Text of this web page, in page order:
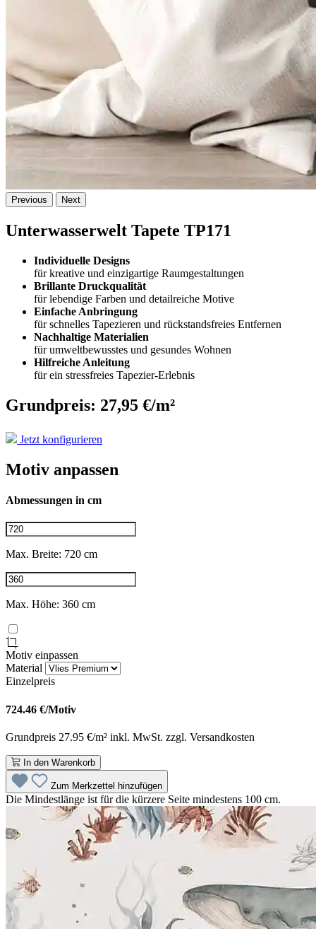
Previous Next
Unterwasserwelt Tapete TP171
Individuelle Designs
für kreative und einzigartige Raumgestaltungen
Brillante Druckqualität
für lebendige Farben und detailreiche Motive
Einfache Anbringung
für schnelles Tapezieren und rückstandsfreies Entfernen
Nachhaltige Materialien
für umweltbewusstes und gesundes Wohnen
Hilfreiche Anleitung
für ein stressfreies Tapezier-Erlebnis
Grundpreis: 27,95 €/m²
Jetzt konfigurieren
Motiv anpassen
Abmessungen in cm
Max. Breite: 720 cm
Max. Höhe: 360 cm
Motiv einpassen
Material
Einzelpreis
724.46 €/Motiv
Grundpreis 27.95 €/m² inkl. MwSt. zzgl. Versandkosten
In den Warenkorb
Zum Merkzettel hinzufügen
Die Mindestlänge ist für die kürzere Seite mindestens 100 cm.